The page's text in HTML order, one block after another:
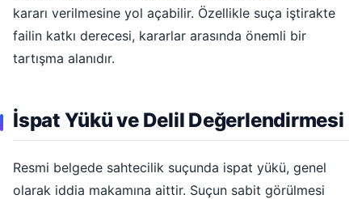
kararı verilmesine yol açabilir. Özellikle suça iştirakte
failin katkı derecesi, kararlar arasında önemli bir
tartışma alanıdır.
İspat Yükü ve Delil Değerlendirmesi
Resmi belgede sahtecilik suçunda ispat yükü, genel
olarak iddia makamına aittir. Suçun sabit görülmesi